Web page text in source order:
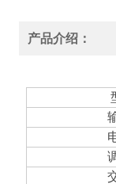
产品介绍：